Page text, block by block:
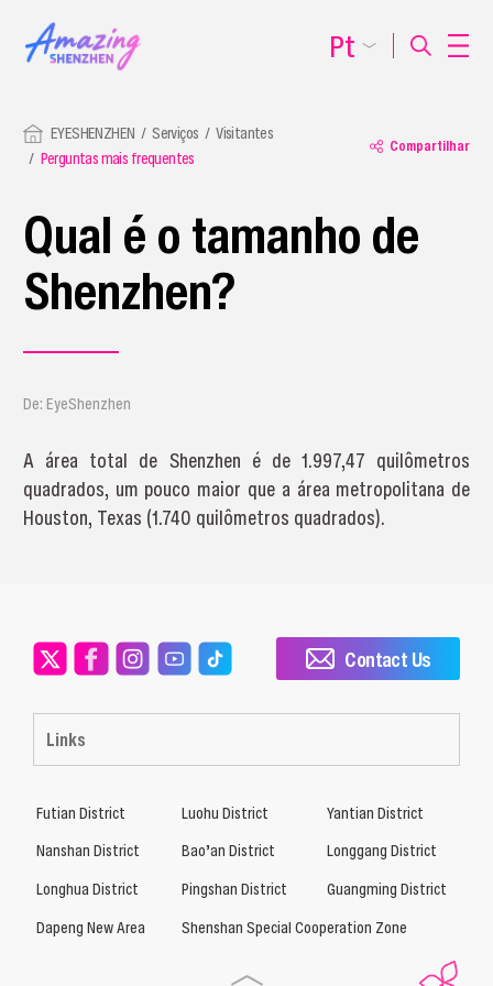
EYESHENZHEN Serviços
Visitantes
Perguntas mais frequentes
Compartilhar
Qual é o tamanho de
Shenzhen?
De: EyeShenzhen
A área total de Shenzhen é de 1.997,47 quilômetros
quadrados, um pouco maior que a área metropolitana de
Houston, Texas (1.740 quilômetros quadrados).
Pt
Links
Contact Us
Futian District Luohu District
Yantian District
Nanshan District
Bao’an District
Longgang District
Longhua District
Pingshan District
Guangming District
Dapeng New Area
Shenshan Special Cooperation Zone